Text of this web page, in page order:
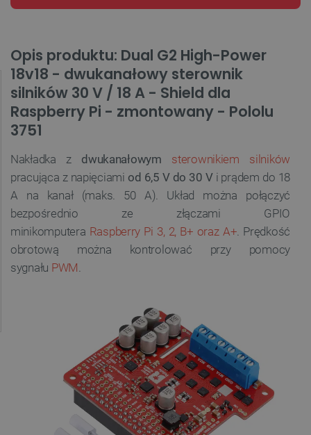
Opis produktu: Dual G2 High-Power
18v18 - dwukanałowy sterownik
silników 30 V / 18 A - Shield dla
Raspberry Pi - zmontowany - Pololu
3751
Nakładka z dwukanałowym
sterownikiem silników
pracująca z napięciami od 6,5 V do 30 Vi prądem do 18
A na kanał (maks. 50 A). Układ można połączyć
bezpośrednio ze złączami GPIO
minikomputera Raspberry Pi 3, 2, B+ oraz A+. Prędkość
obrotową można kontrolować przy pomocy
sygnału PWM.